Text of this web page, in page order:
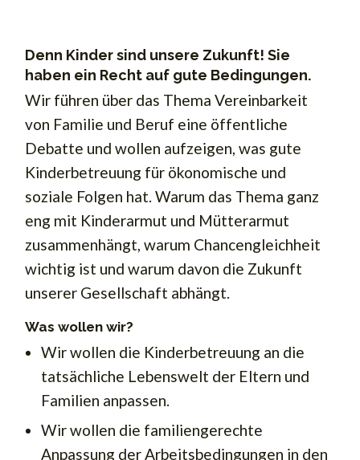
Denn Kinder sind unsere Zukunft! Sie
haben ein Recht auf gute Bedingungen.
Wir führen über das Thema Vereinbarkeit
von Familie und Beruf eine öffentliche
Debatte und wollen aufzeigen, was gute
Kinderbetreuung für ökonomische und
soziale Folgen hat. Warum das Thema ganz
eng mit Kinderarmut und Mütterarmut
zusammenhängt, warum Chancengleichheit
wichtig ist und warum davon die Zukunft
unserer Gesellschaft abhängt.
Was wollen wir?
Wir wollen die Kinderbetreuung an die
tatsächliche Lebenswelt der Eltern und
Familien anpassen.
Wir wollen die familiengerechte
Anpassung der Arbeitsbedingungen in den